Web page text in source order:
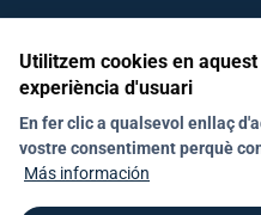
Segueix-nos a les xarxes
Declaració
Política de galetes (Cookies)
Utilitzem cookies en
experiència d'usuari
En fer clic a qualsevol enllaç
vostre consentiment perquè
Más información